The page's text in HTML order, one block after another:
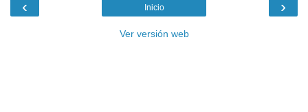
‹ ›
Inicio
Ver versión web